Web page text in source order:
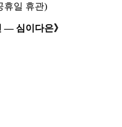
휴일 휴관)
― 심이다은》